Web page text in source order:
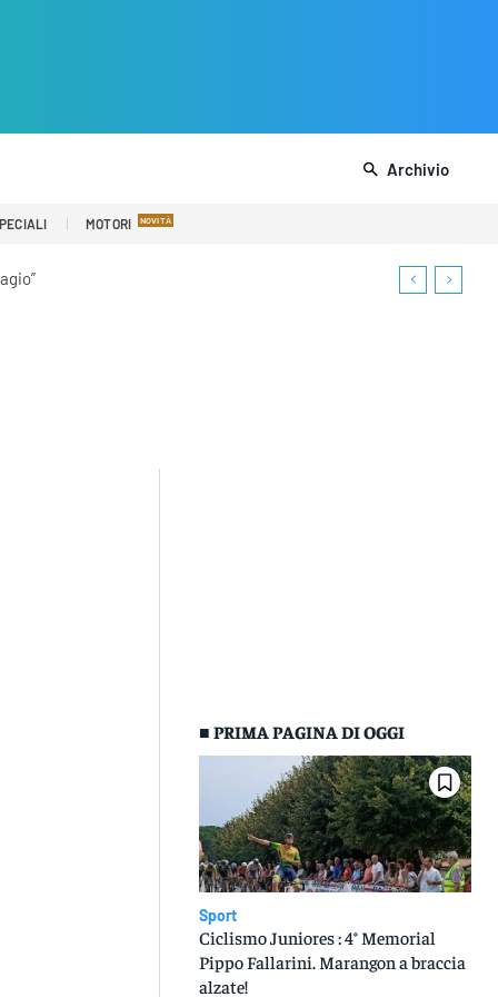
Archivio
MOTORI
■ PRIMA PAGINA DI OGGI
Sport
Ciclismo Juniores : 4° Memorial
Pippo Fallarini. Marangon a braccia
alzate!